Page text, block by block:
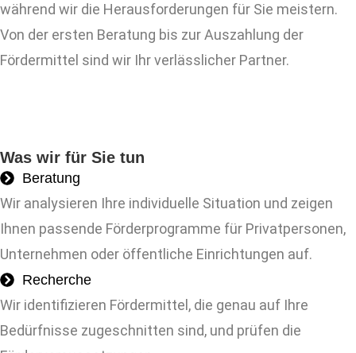
während wir die Herausforderungen für Sie meistern.
Von der ersten Beratung bis zur Auszahlung der
Fördermittel sind wir Ihr verlässlicher Partner.
Was wir für Sie tun
Beratung
Wir analysieren Ihre individuelle Situation und zeigen
Ihnen passende Förderprogramme für Privatpersonen,
Unternehmen oder öffentliche Einrichtungen auf.
Recherche
Wir identifizieren Fördermittel, die genau auf Ihre
Bedürfnisse zugeschnitten sind, und prüfen die